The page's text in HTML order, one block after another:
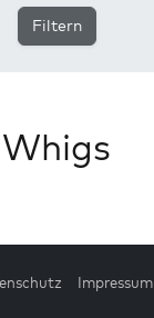
Filtern
Whigs
Impressum